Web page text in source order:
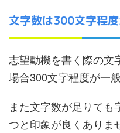
文字数は300文字程
志望動機を書く際の文
場合300文字程度が一般
また文字数が足りても
つと印象が良くありま